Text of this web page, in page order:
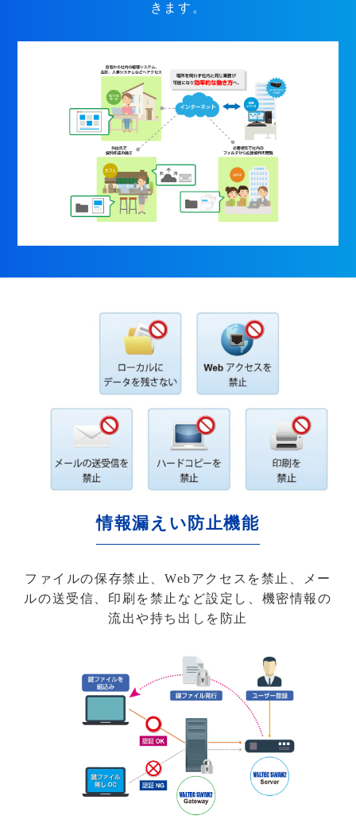
きます。
情報漏えい防止機能
ファイルの保存禁止、Webアクセスを禁止、メー
ルの送受信、印刷を禁止など設定し、機密情報の
流出や持ち出しを防止